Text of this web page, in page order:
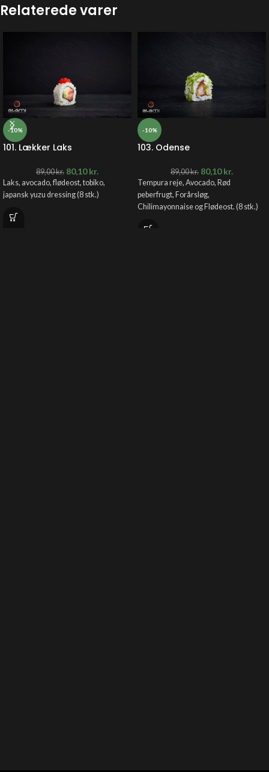
Relaterede varer
-10%
101. Lækker Laks
89,00kr. 80,10kr.
Laks, avocado, flødeost, tobiko,
japansk yuzu dressing (8 stk.)
-10%
103. Odense
89,00kr. 80,10kr.
Tempura reje, Avocado, Rød
peberfrugt, Forårsløg,
Chilimayonnaise og Flødeost. (8 stk.)